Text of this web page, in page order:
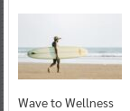
Wave to Wellness